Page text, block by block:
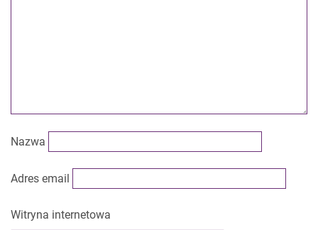
Nazwa
Adres email
Witryna internetowa